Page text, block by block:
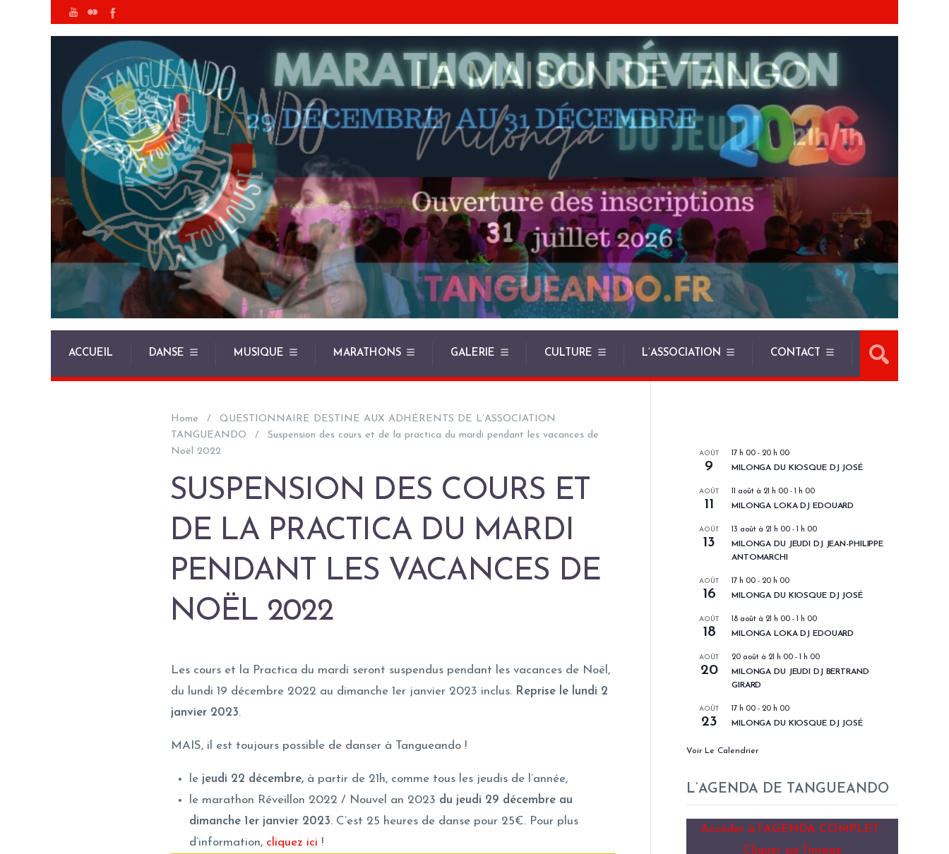
ACCUEIL DANSE MUSIQUE MARATHONS GALERIE CULTURE L’ASSOCIATION CONTACT
Home
QUESTIONNAIRE DESTINE AUX ADHÉRENTS DE L’ASSOCIATION
TANGUEANDO
Suspension des cours et de la practica du mardi pendant les vacances de
Noël 2022
SUSPENSION DES COURS ET
DE LA PRACTICA DU MARDI
PENDANT LES VACANCES DE
NOËL 2022
Les cours et la Practica du mardi seront suspendus pendant les vacances de Noël,
du lundi 19 décembre 2022 au dimanche 1er janvier 2023 inclus. Reprise le lundi 2
janvier 2023.
MAIS, il est toujours possible de danser à Tangueando !
le jeudi 22 décembre,à partir de 21h, comme tous les jeudis de l’année,
le marathon Réveillon 2022 / Nouvel an 2023 du jeudi 29 décembre au
dimanche 1er janvier 2023. C’est 25 heures de danse pour 25€. Pour plus
d’information, cliquez ici !
AOÛT
9
17 h 00 - 20 h 00
MILONGA DU KIOSQUE DJ JOSÉ
AOÛT
11
11 août à 21 h 00 - 1 h 00
MILONGA LOKA DJ EDOUARD
AOÛT
13
13 août à 21 h 00 - 1 h 00
MILONGA DU JEUDI DJ JEAN-PHILIPPE
ANTOMARCHI
AOÛT
16
17 h 00 - 20 h 00
MILONGA DU KIOSQUE DJ JOSÉ
AOÛT
18
18 août à 21 h 00 - 1 h 00
MILONGA LOKA DJ EDOUARD
AOÛT
20
20 août à 21 h 00 - 1 h 00
MILONGA DU JEUDI DJ BERTRAND
GIRARD
AOÛT
23
17 h 00 - 20 h 00
MILONGA DU KIOSQUE DJ JOSÉ
Voir Le Calendrier
L’AGENDA DE TANGUEANDO
Accéder à l’AGENDA COMPLET :
Cliquer sur l’image